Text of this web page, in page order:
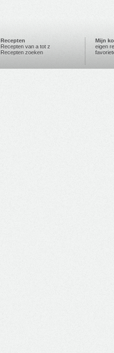
Recepten
Recepten van a tot z
Recepten zoeken
Mijn
eigen